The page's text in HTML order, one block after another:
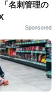
名刺管理の
Sponsored